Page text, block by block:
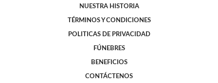
NUESTRA HISTORIA
TÉRMINOS Y CONDICIONES
POLITICAS DE PRIVACIDAD
FÚNEBRES
BENEFICIOS
CONTÁCTENOS